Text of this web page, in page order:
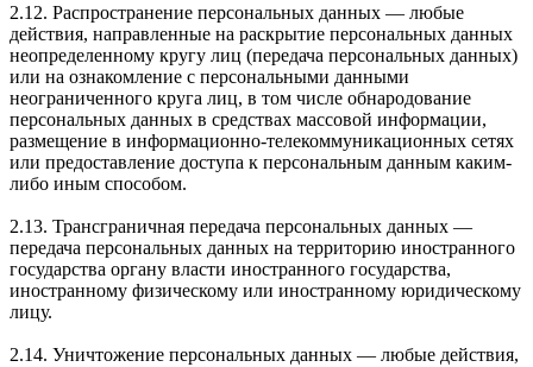
2.12. Распространение персональных данных — любые
действия, направленные на раскрытие персональных данных
неопределенному кругу лиц (передача персональных данных)
или на ознакомление с персональными данными
неограниченного круга лиц, в том числе обнародование
персональных данных в средствах массовой информации,
размещение в информационно-телекоммуникационных сетях
или предоставление доступа к персональным данным каким-
либо иным способом.
2.13. Трансграничная передача персональных данных —
передача персональных данных на территорию иностранного
государства органу власти иностранного государства,
иностранному физическому или иностранному юридическому
лицу.
2.14. Уничтожение персональных данных — любые действия,